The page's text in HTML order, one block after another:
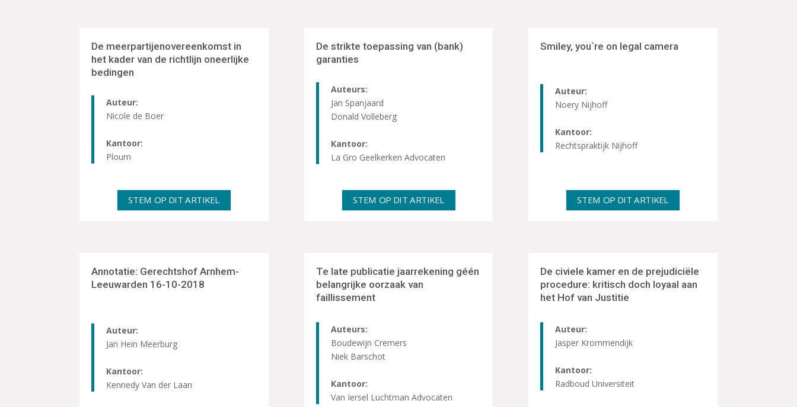
De meerpartijenovereenkomst in
het kader van de richtlijn oneerlijke
bedingen
Auteur:
Nicole de Boer
Kantoor:
Ploum
STEM OP DIT ARTIKEL
De strikte toepassing van (bank)
garanties
Auteurs:
Jan Spanjaard
Donald Volleberg
Kantoor:
La Gro Geelkerken Advocaten
STEM OP DIT ARTIKEL
Smiley, you`re on legal camera
Auteur:
Noery Nijhoff
Kantoor:
Rechtspraktijk Nijhoff
STEM OP DIT ARTIKEL
Annotatie: Gerechtshof Arnhem-
Leeuwarden 16-10-2018
Auteur:
Jan Hein Meerburg
Kantoor:
Kennedy Van der Laan
Te late publicatie jaarrekening géén
belangrijke oorzaak van
faillissement
Auteurs:
Boudewijn Cremers
Niek Barschot
Kantoor:
Van Iersel Luchtman Advocaten
De civiele kamer en de prejudiciële
procedure: kritisch doch loyaal aan
het Hof van Justitie
Auteur:
Jasper Krommendijk
Kantoor:
Radboud Universiteit